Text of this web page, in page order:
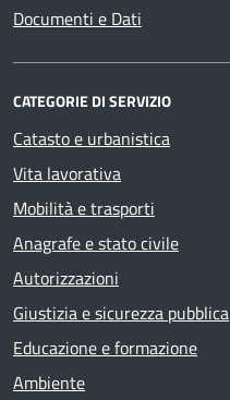
Documenti e Dati
CATEGORIE DI SERVIZIO
Catasto e urbanistica
Vita lavorativa
Mobilità e trasporti
Anagrafe e stato civile
Autorizzazioni
Giustizia e sicurezza pubblica
Educazione e formazione
Ambiente